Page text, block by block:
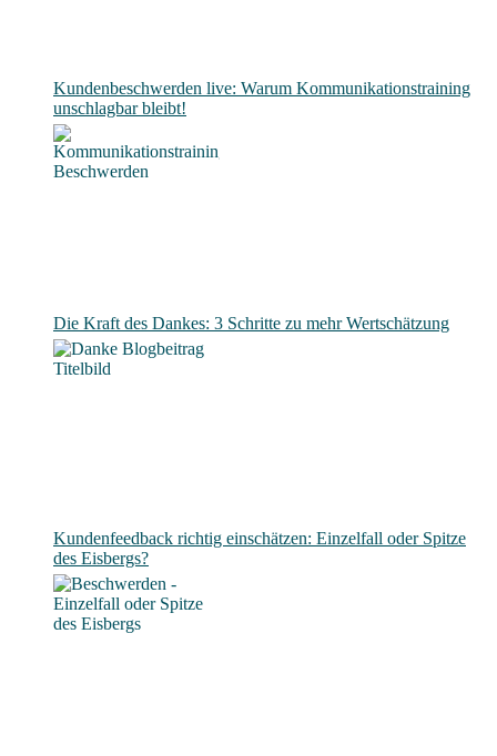
Kundenbeschwerden live: Warum Kommunikationstraining
unschlagbar bleibt!
Die Kraft des Dankes: 3 Schritte zu mehr Wertschätzung
Kundenfeedback richtig einschätzen: Einzelfall oder Spitze
des Eisbergs?